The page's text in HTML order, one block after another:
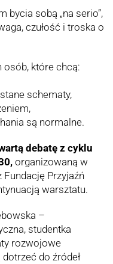
bycia sobą „na serio”,
czułość i troska o
osób, które chcą:
schematy,
są normalne.
debatę z cyklu
organizowaną w
Przyjaźń
warsztatu.
–
studentka
rozwojowe
do źródeł